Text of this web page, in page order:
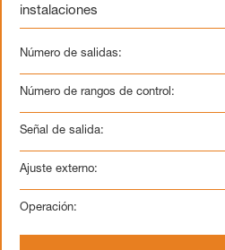
instalaciones
Número de salidas:
Número de rangos de control:
Señal de salida:
Ajuste externo:
Operación: